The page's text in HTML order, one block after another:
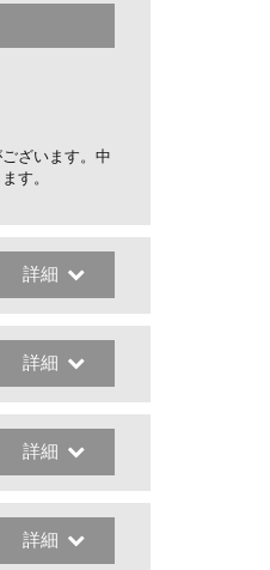
ざいます。中
す。
詳細
詳細
詳細
詳細